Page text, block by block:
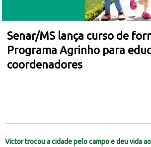
Senar/MS lança curso de
Programa Agrinho para
coordenadores
Victor trocou a cidade pelo campo e deu vida